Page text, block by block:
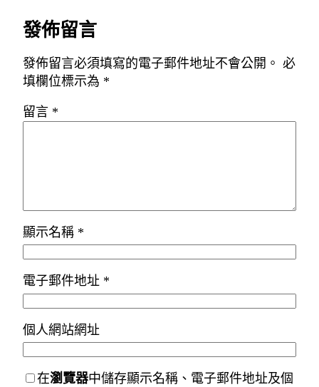
發佈留言
發佈留言必須填寫的電子郵件地址不會公開。 必
填欄位標示為 *
留言 *
顯示名稱 *
電子郵件地址 *
個人網站網址
在瀏覽器中儲存顯示名稱、電子郵件地址及個